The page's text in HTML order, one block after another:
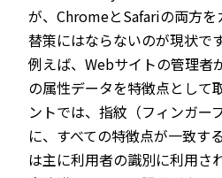
が、ChromeとSafariの両方
替策にはならないのが現状です
例えば、Webサイトの管理者
の属性データを特徴点として
ントでは、指紋（フィンガー
に、すべての特徴点が一致す
は主に利用者の識別に利用さ